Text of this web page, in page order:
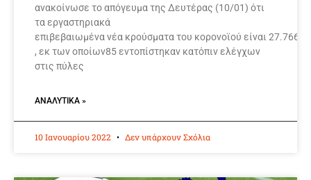
ανακοίνωσε το απόγευμα της Δευτέρας (10/01) ότι
τα εργαστηριακά
επιβεβαιωμένα νέα κρούσματα του κορονοϊού είναι 27.766
, εκ των οποίων85 εντοπίστηκαν κατόπιν ελέγχων
στις πύλες
ΑΝΑΛΥΤΙΚΆ »
10 Ιανουαρίου 2022 Δεν υπάρχουν Σχόλια